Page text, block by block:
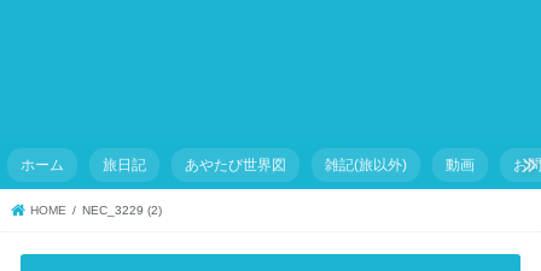
ホーム 旅日記 あやたび世界図 雑記(旅以外) 動画 お
HOME NEC_3229 (2)